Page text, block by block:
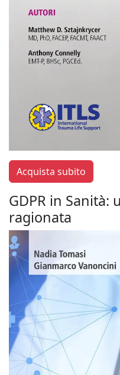
Acquista subito
GDPR in Sanità:
ragionata